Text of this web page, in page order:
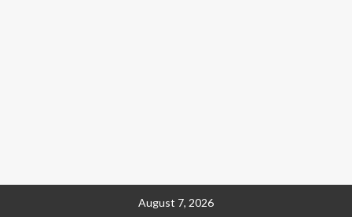
August 7, 2026